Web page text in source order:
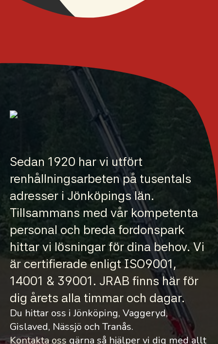
Sedan 1920 har vi utfört
renhållningsarbeten på tusentals
adresser i Jönköpings län.
Tillsammans med vår kompetenta
personal och breda fordonspark
hittar vi lösningar för dina behov. Vi
är certifierade enligt ISO9001,
14001 & 39001. JRAB finns här för
dig årets alla timmar och dagar.
Du hittar oss i Jönköping, Vaggeryd,
Gislaved, Nässjö och Tranås.
Kontakta oss gärna så hjälper vi dig med allt